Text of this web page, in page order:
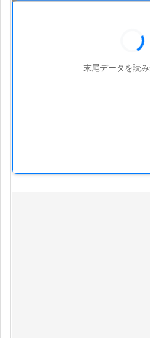
末尾データを読み